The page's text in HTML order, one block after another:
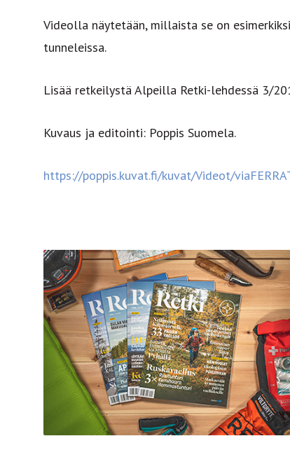
Videolla näytetään, millaista se on
tunneleissa.
Lisää retkeilystä Alpeilla Retki-lehdessä 3/
Kuvaus ja editointi: Poppis Suomela.
https://poppis.kuvat.fi/kuvat/Videot/